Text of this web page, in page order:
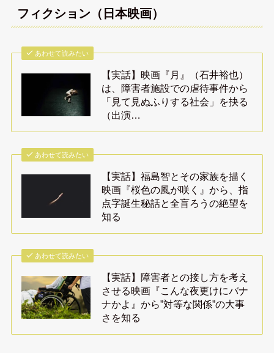
フィクション（日本映画）
あわせて読みたい
【実話】映画『月』（石井裕也）
は、障害者施設での虐待事件から
「見て見ぬふりする社会」を抉る
（出演…
あわせて読みたい
【実話】福島智とその家族を描く
映画『桜色の風が咲く』から、指
点字誕生秘話と全盲ろうの絶望を
知る
あわせて読みたい
【実話】障害者との接し方を考え
させる映画『こんな夜更けにバナ
ナかよ』から”対等な関係”の大事
さを知る